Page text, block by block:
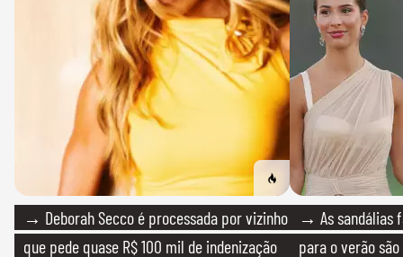
→ Deborah Secco é processada por vizinho
que pede quase R$ 100 mil de indenização
→ As sandálias
para o verão